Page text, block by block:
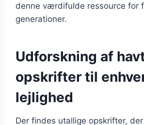
denne værdifulde ressource for
generationer.
Udforskning af
opskrifter til
lejlighed
Der findes utallige opskrifter,